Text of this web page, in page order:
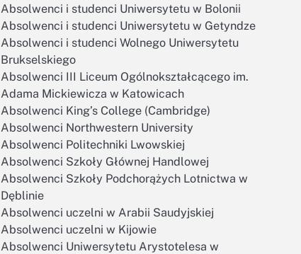
Absolwenci i studenci Uniwersytetu w Bolonii
Absolwenci i studenci Uniwersytetu w Getyndze
Absolwenci i studenci Wolnego Uniwersytetu
Brukselskiego
Absolwenci III Liceum Ogólnokształcącego im.
Adama Mickiewicza w Katowicach
Absolwenci King’s College (Cambridge)
Absolwenci Northwestern University
Absolwenci Politechniki Lwowskiej
Absolwenci Szkoły Głównej Handlowej
Absolwenci Szkoły Podchorążych Lotnictwa w
Dęblinie
Absolwenci uczelni w Arabii Saudyjskiej
Absolwenci uczelni w Kijowie
Absolwenci Uniwersytetu Arystotelesa w